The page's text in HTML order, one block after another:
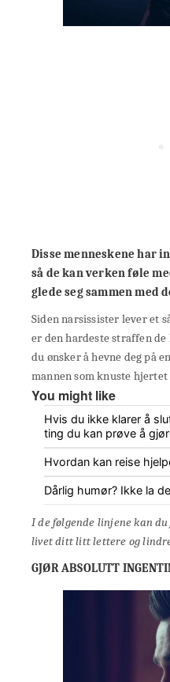
Disse menneskene har
så de kan verken føle
glede seg sammen med
Siden narsissister lever et
er den hardeste straffen
du ønsker å hevne deg på
mannen som knuste
You might like
Hvis du ikke klarer å
ting du kan prøve å
Hvordan kan reise
Dårlig humør? Ikke la
I de følgende linjene kan
livet ditt litt lettere og
GJØR ABSOLUTT